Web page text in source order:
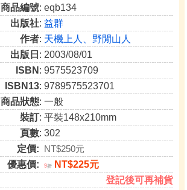
商品編號: eqb134
出版社:益群
作者: 天機上人、野閒山人
出版日 : 2003/08/01
ISBN : 9575523709
ISBN13: 9789575523701
商品狀態: 一般
裝訂: 平裝148x210mm
頁數: 302
定價: NT$250元
優惠價:
9折
NT$225元
登記後可再補貨